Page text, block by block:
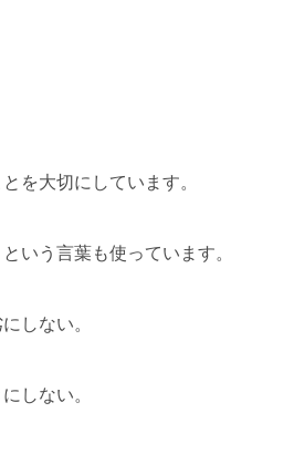
を大切にしています。
いう言葉も使っています。
しない。
しない。